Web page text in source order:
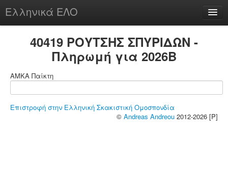
Ελληνικά ΕΛΟ
chesstu.be @ discord
40419 ΡΟΥΤΣΗΣ ΣΠΥΡΙΔΩΝ -
Πληρωμή για 2026B
ΑΜΚΑ Παίκτη
Επιστροφή στην Ελληνική Σκακιστική Ομοσπονδία
© Andreas Andreou 2012-2026 [P]